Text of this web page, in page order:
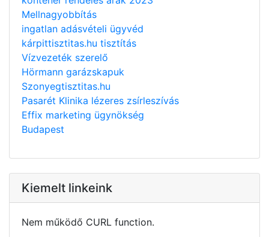
Mellnagyobbítás
ingatlan adásvételi ügyvéd
kárpittisztitas.hu tisztítás
Vízvezeték szerelő
Hörmann garázskapuk
Szonyegtisztitas.hu
Pasarét Klinika lézeres zsírleszívás
Effix marketing ügynökség
Budapest
Kiemelt linkeink
Nem működő CURL function.